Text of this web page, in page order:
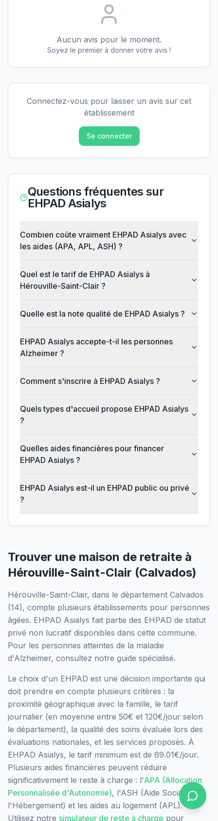
Aucun avis pour le moment.
Soyez le premier à donner votre avis !
Connectez-vous pour laisser un avis sur cet
établissement
Se connecter
Questions fréquentes sur
EHPAD Asialys
Combien coûte vraiment EHPAD Asialys avec
les aides (APA, APL, ASH) ?
Quel est le tarif de EHPAD Asialys à
Hérouville-Saint-Clair ?
Quelle est la note qualité de EHPAD Asialys ?
EHPAD Asialys accepte-t-il les personnes
Alzheimer ?
Comment s'inscrire à EHPAD Asialys ?
Quels types d'accueil propose EHPAD Asialys
?
Quelles aides financières pour financer
EHPAD Asialys ?
EHPAD Asialys est-il un EHPAD public ou privé
?
Trouver une maison de retraite à
Hérouville-Saint-Clair (Calvados)
Hérouville-Saint-Clair, dans le département Calvados
(14), compte plusieurs établissements pour personnes
âgées. EHPAD Asialys fait partie des EHPAD de statut
privé non lucratif disponibles dans cette commune.
Pour les personnes atteintes de la maladie
d'Alzheimer, consultez notre guide spécialisé.
Le choix d'un EHPAD est une décision importante qui
doit prendre en compte plusieurs critères : la
proximité géographique avec la famille, le tarif
journalier (en moyenne entre 50€ et 120€/jour selon
le département), la qualité des soins évaluée lors des
évaluations nationales, et les services proposés. À
EHPAD Asialys, le tarif minimum est de 69.01€/jour.
Plusieurs aides financières peuvent réduire
significativement le reste à charge : l'APA (Allocation
Personnalisée d'Autonomie), l'ASH (Aide Sociale à
l'Hébergement) et les aides au logement (APL).
Utilisez notre simulateur de reste à charge pour